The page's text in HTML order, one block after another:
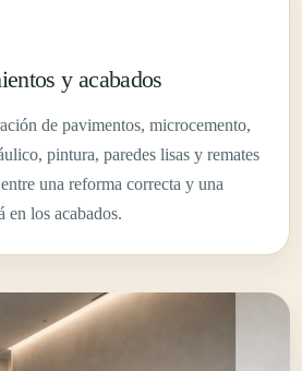
y acabados
de pavimentos, microcemento,
pintura, paredes lisas y remates
una reforma correcta y una
en los acabados.